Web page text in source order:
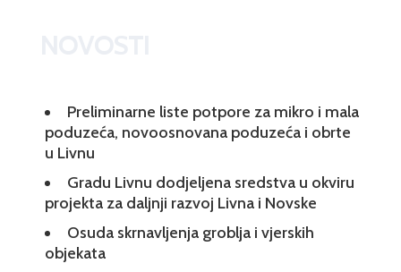
Preliminarne liste potpore za mikro i mala
poduzeća, novoosnovana poduzeća i obrte
u Livnu
Gradu Livnu dodjeljena sredstva u okviru
projekta za daljnji razvoj Livna i Novske
Osuda skrnavljenja groblja i vjerskih
objekata